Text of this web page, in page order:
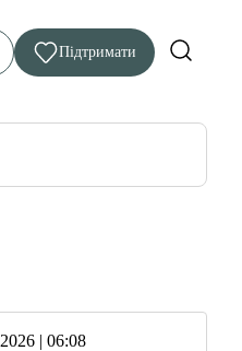
Підтримати
| 06:08